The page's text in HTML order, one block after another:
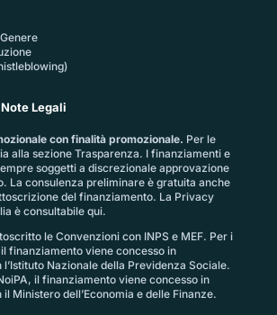
Legali
con finalità promozionale. Per le
alla sezione Trasparenza. I finanziamenti e
soggetti a discrezionale approvazione
La consulenza preliminare è gratuita anche
del finanziamento. La Privacy
è consultabile qui.
le Convenzioni con INPS e MEF. Per i
finanziamento viene concesso in
Nazionale della Previdenza Sociale.
il finanziamento viene concesso in
Ministero dell’Economia e delle Finanze.